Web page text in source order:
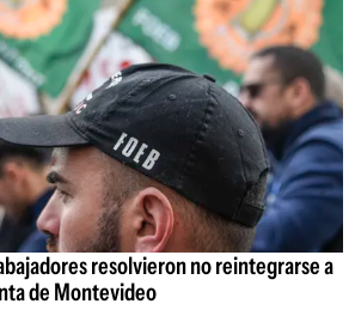
resolvieron no reintegrarse a
de Montevideo